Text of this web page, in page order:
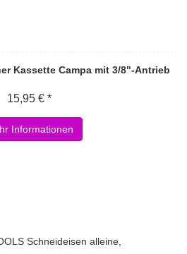
Kassette Campa mit 3/8"-Antrieb
15,95 € *
Informationen